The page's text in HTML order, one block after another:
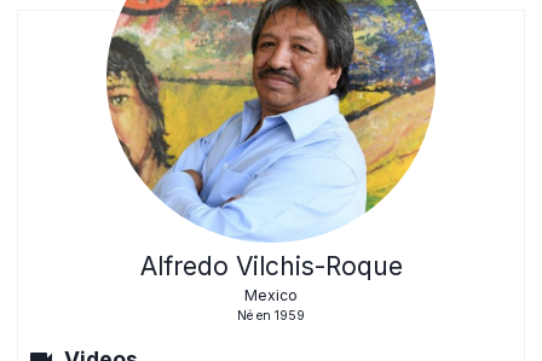
Alfredo Vilchis-Roque
Mexico
Né en 1959